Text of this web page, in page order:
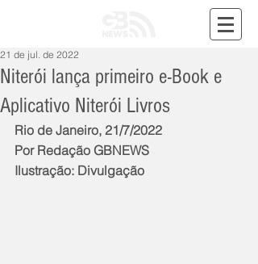
Niterói lança primeiro e-Book e
Aplicativo Niterói Livros
21 de jul. de 2022
Rio de Janeiro, 21/7/2022
Por Redação GBNEWS
Ilustração: Divulgação